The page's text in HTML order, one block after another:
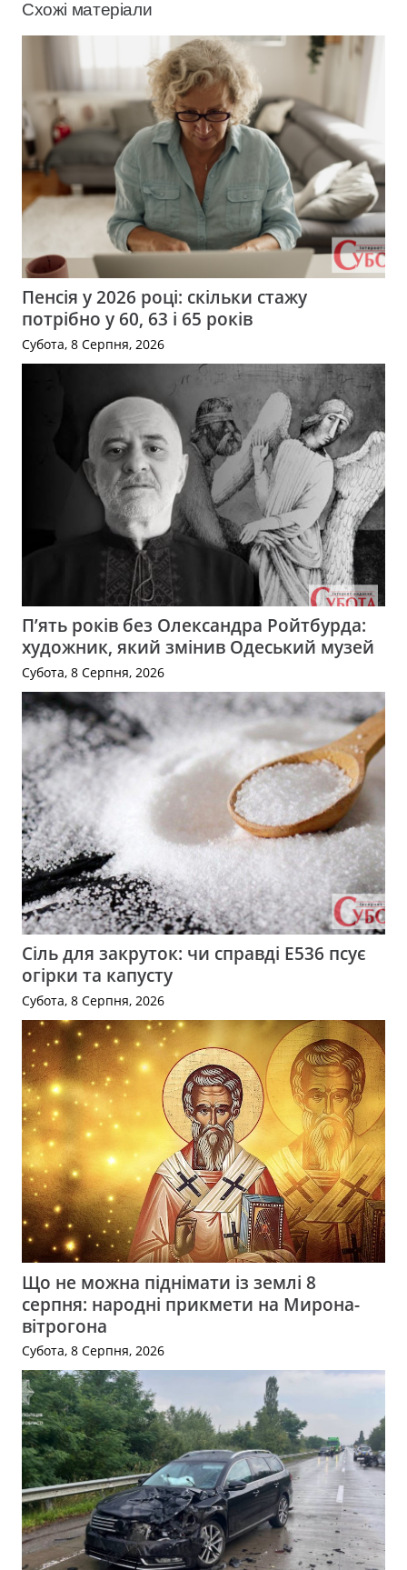
Схожі матеріали
Пенсія у 2026 році: скільки стажу
потрібно у 60, 63 і 65 років
Субота, 8 Серпня, 2026
П’ять років без Олександра Ройтбурда:
художник, який змінив Одеський музей
Субота, 8 Серпня, 2026
Сіль для закруток: чи справді Е536 псує
огірки та капусту
Субота, 8 Серпня, 2026
Що не можна піднімати із землі 8
серпня: народні прикмети на Мирона-
вітрогона
Субота, 8 Серпня, 2026